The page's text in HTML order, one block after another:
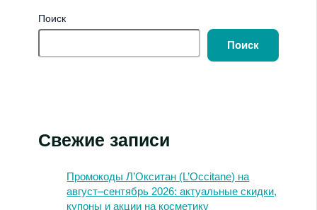
Поиск
Поиск
Свежие записи
Промокоды Л’Окситан (L’Occitane) на
август–сентябрь 2026: актуальные скидки,
купоны и акции на косметику